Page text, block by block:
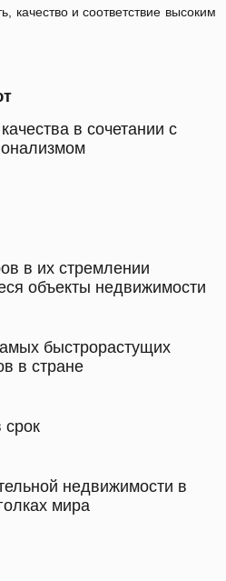
качество и соответствие высоким
в сочетании с
в их стремлении
объекты недвижимости
быстрорастущих
в стране
срок
недвижимости в
мира